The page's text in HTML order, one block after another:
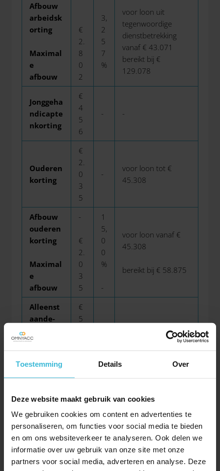
Toestemming Details Over
Deze website maakt gebruik van cookies
We gebruiken cookies om content en advertenties te
personaliseren, om functies voor social media te bieden
en om ons websiteverkeer te analyseren. Ook delen we
informatie over uw gebruik van onze site met onze
partners voor social media, adverteren en analyse. Deze
Afbouw
arbeidsk
orting
Maximal
e
afbouw
€
2.
8
0
2
3,
2
5
7
%
voor loon uit
tegenwoordige
dienstbetrekking
vanaf € 43.071
bereikt bij €
129.078
Jonggeha
ndicapte
nkorting
€
4
5
6
- -
Ouderen
korting
€
2.
0
3
5
-
voor loon tot €
45.308
Afbouw
ouderen
korting
Maximal
e
afbouw
-
€
2.
0
3
5
1
5,
0
0
%
-
voor loon vanaf €
45.308
bereikt bij € 58.875
Alleenst
aande-
korting
€
5
- -
Tabel 3 Minimumloon per 1 januari 2025
(aanpassingen per 1 januari en 1 juli)
21 jaar en ouder
100,00%
€ 14,06
20 jaar
80,00%
€ 11,25
19 jaar
60,00% € 8,44